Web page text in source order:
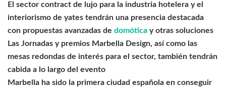
El sector contract de lujo para la industria hotelera y el
interiorismo de yates tendrán una presencia destacada
con propuestas avanzadas de domótica y otras soluciones
Las Jornadas y premios Marbella Design, así como las
mesas redondas de interés para el sector, también tendrán
cabida a lo largo del evento
Marbella ha sido la primera ciudad española en conseguir